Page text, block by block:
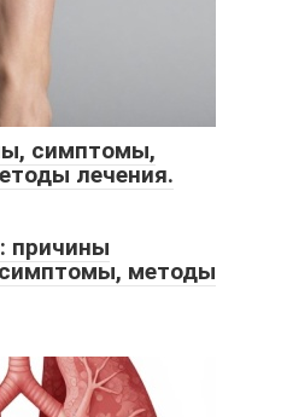
симптомы,
лечения.
причины
симптомы, методы